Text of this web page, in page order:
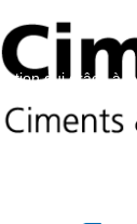
qui grâce à